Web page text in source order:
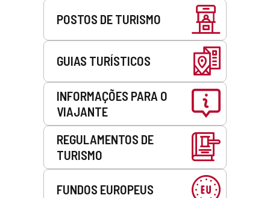
POSTOS DE TURISMO
GUIAS TURÍSTICOS
INFORMAÇÕES PARA O
VIAJANTE
REGULAMENTOS DE
TURISMO
FUNDOS EUROPEUS